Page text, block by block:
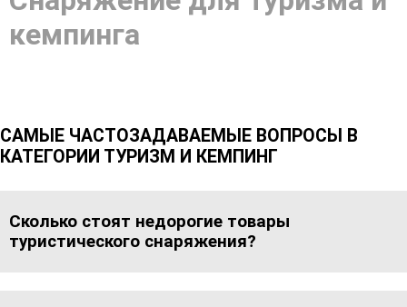
кемпинга
САМЫЕ ЧАСТОЗАДАВАЕМЫЕ ВОПРОСЫ В
КАТЕГОРИИ ТУРИЗМ И КЕМПИНГ
Сколько стоят недорогие товары
туристического снаряжения?